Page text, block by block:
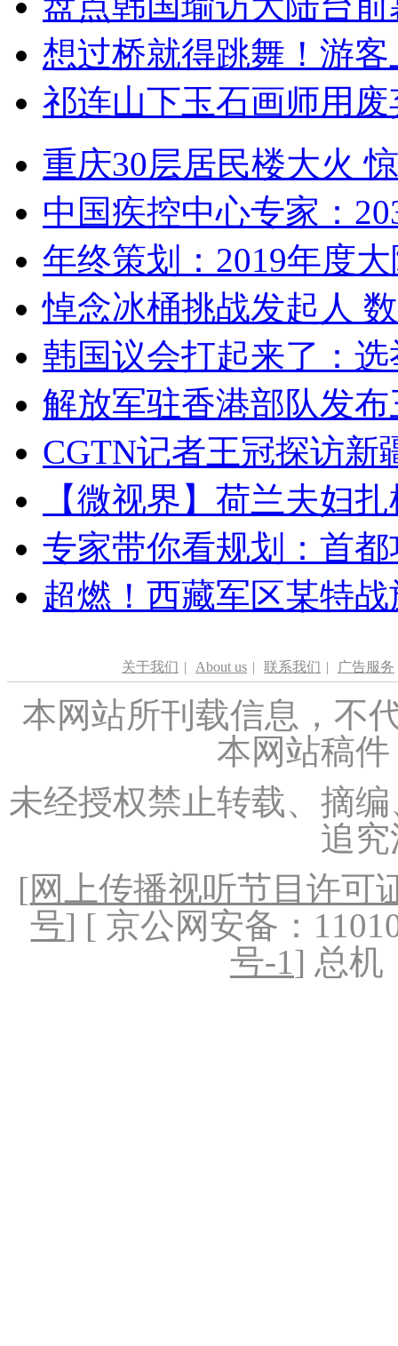
想过桥就得跳舞！游客
祁连山下玉石画师用
重庆30层居民楼大火
中国疾控中心专家：
年终策划：2019年度
悼念冰桶挑战发起人
韩国议会打起来了：
解放军驻香港部队发
CGTN记者王冠探访新
【微视界】荷兰夫妇
专家带你看规划：首
超燃！西藏军区某特
关于我们 | About us | 联系我们 | 广告服务
本网站所刊载信息，不
本网站稿
未经授权禁止转载、摘
追
[网上传播视听节目许可
号] [ 京公网安备：
号-1] 总机